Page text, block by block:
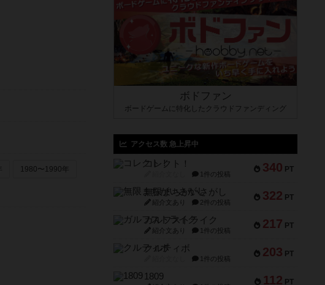
1980〜1990年
ボドファン
ボードゲームに特化したクラウドファンディング
アクセス数 急上昇中
340 PT
コレクト！
1件の投稿
322 PT
無限まちがいさがし
紹介文あり 2件の投稿
217 PT
ガルフストライク
紹介文あり 1件の投稿
203 PT
クルティボ
1件の投稿
112 PT
1809